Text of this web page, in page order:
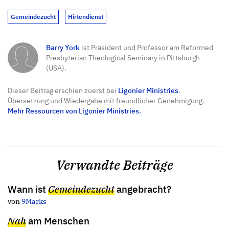
Gemeindezucht Hirtendienst
Barry York ist Präsident und Professor am Reformed
Presbyterian Theological Seminary in Pittsburgh
(USA).
Dieser Beitrag erschien zuerst bei Ligonier Ministries.
Übersetzung und Wiedergabe mit freundlicher Genehmigung.
Mehr Ressourcen von Ligonier Ministries.
Verwandte Beiträge
Wann istGemeindezuchtangebracht?
von 9Marks
Naham Menschen